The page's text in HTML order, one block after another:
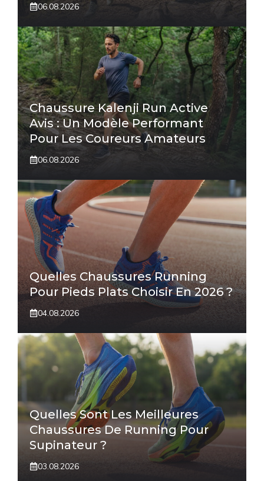
06.08.2026
Chaussure Kalenji Run Active
Avis : Un Modèle Performant
Pour Les Coureurs Amateurs
06.08.2026
Quelles Chaussures Running
Pour Pieds Plats Choisir En 2026 ?
04.08.2026
Quelles Sont Les Meilleures
Chaussures De Running Pour
Supinateur ?
03.08.2026